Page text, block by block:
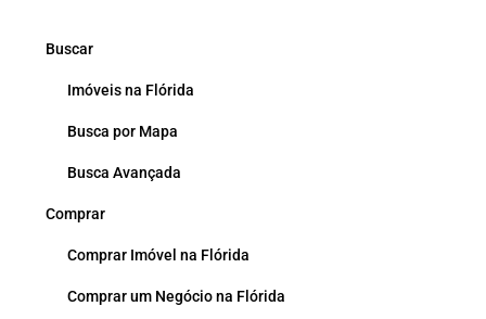
Buscar
Imóveis na Flórida
Busca por Mapa
Busca Avançada
Comprar
Comprar Imóvel na Flórida
Comprar um Negócio na Flórida